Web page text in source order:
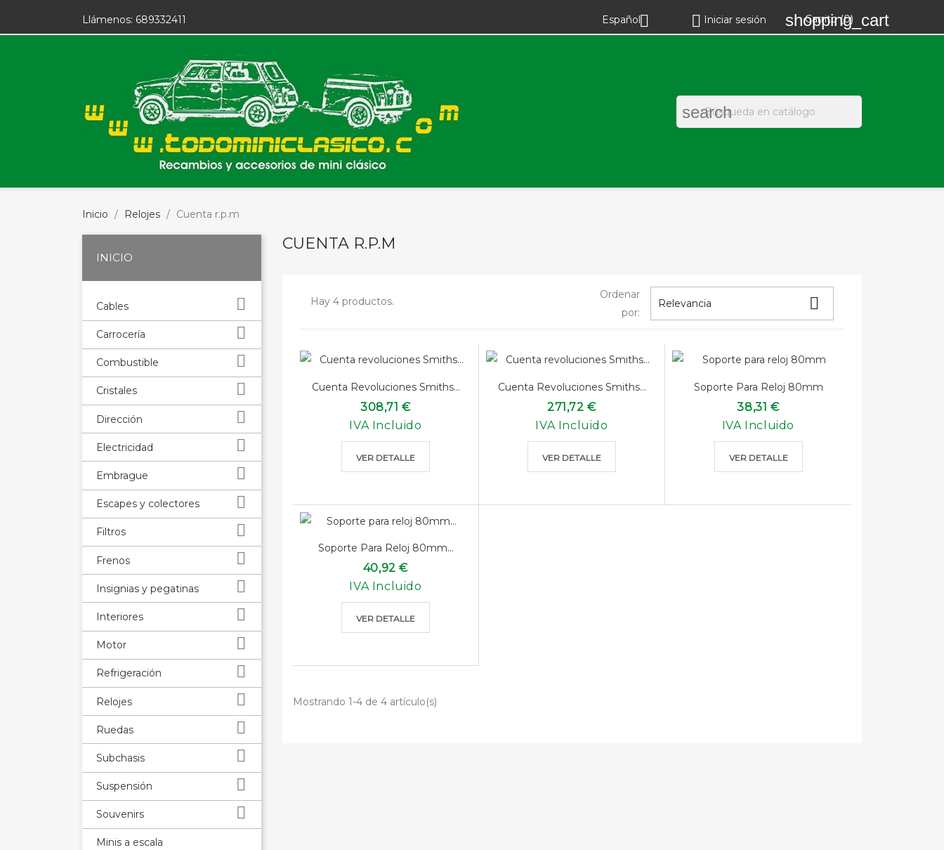
Llámenos: 689332411 Español  Iniciar sesión shopping_cart
Carrito (0)
search
Inicio Relojes Cuenta r.p.m
INICIO
Cables 
Carrocería 
Combustible 
Cristales 
Dirección 
Electricidad 
Embrague 
Escapes y colectores 
Filtros 
Frenos 
Insignias y pegatinas 
Interiores 
Motor 
Refrigeración 
Relojes 
Ruedas 
Subchasis 
Suspensión 
Souvenirs 
Minis a escala
CUENTA R.P.M
Hay 4 productos.
Ordenar
por:
Relevancia 
Cuenta Revoluciones Smiths...
308,71 €
IVA Incluido
VER DETALLE
Cuenta Revoluciones Smiths...
271,72 €
IVA Incluido
VER DETALLE
Soporte Para Reloj 80mm
38,31 €
IVA Incluido
VER DETALLE
Soporte Para Reloj 80mm...
40,92 €
IVA Incluido
VER DETALLE
Mostrando 1-4 de 4 artículo(s)